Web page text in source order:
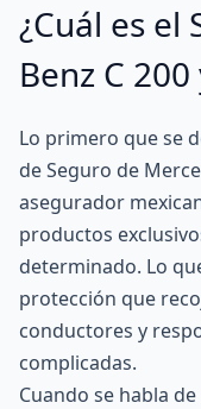
¿Cuál es el
Benz C
Lo primero que se
de Seguro de
asegurador
productos
determinado. Lo
protección que
conductores y
complicadas.
Cuando se habla